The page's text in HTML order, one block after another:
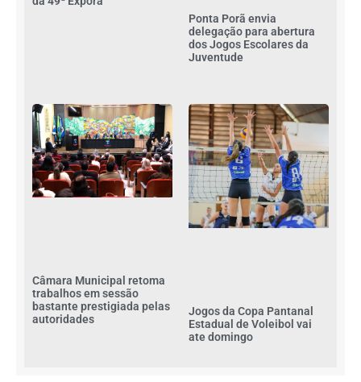
Ponta Porã envia
delegação para abertura
dos Jogos Escolares da
Juventude
Câmara Municipal retoma
trabalhos em sessão
bastante prestigiada pelas
autoridades
Jogos da Copa Pantanal
Estadual de Voleibol vai
ate domingo